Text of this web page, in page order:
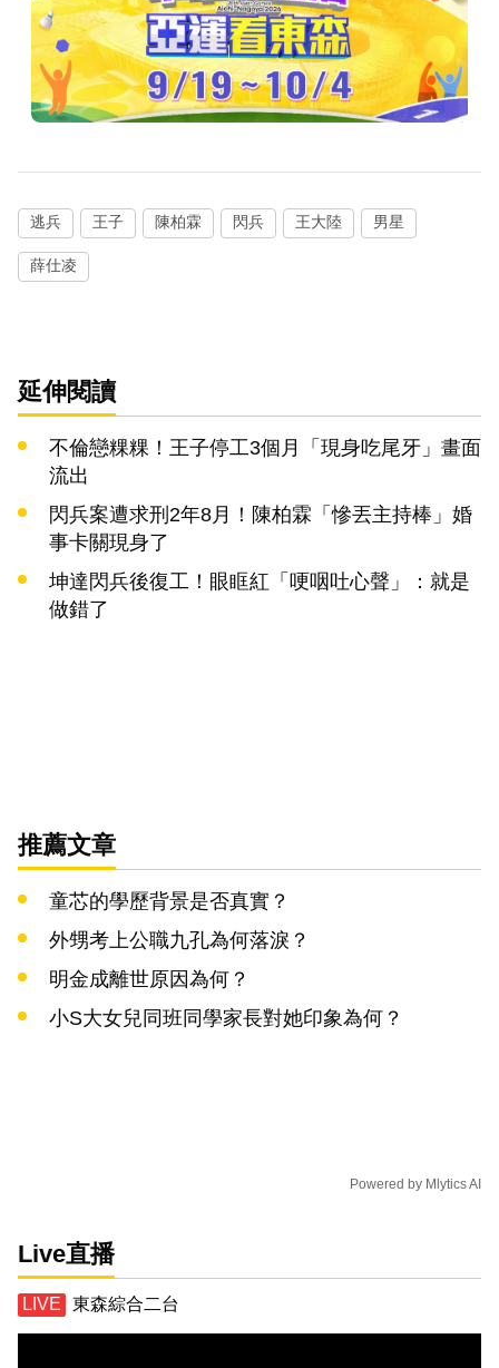
逃兵 王子 陳柏霖 閃兵 王大陸 男星
薛仕凌
延伸閱讀
不倫戀粿粿！王子停工3個月「現身吃尾牙」畫面
流出
閃兵案遭求刑2年8月！陳柏霖「慘丟主持棒」婚
事卡關現身了
坤達閃兵後復工！眼眶紅「哽咽吐心聲」：就是
做錯了
推薦文章
童芯的學歷背景是否真實？
外甥考上公職九孔為何落淚？
明金成離世原因為何？
小S大女兒同班同學家長對她印象為何？
Powered by Mlytics AI
Live直播
東森綜合二台